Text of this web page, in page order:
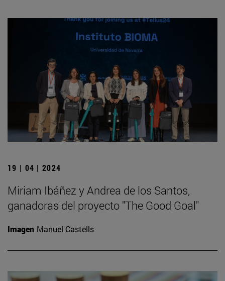
19 | 04 | 2024
Miriam Ibáñez y Andrea de los Santos,
ganadoras del proyecto "The Good Goal"
Imagen Manuel Castells